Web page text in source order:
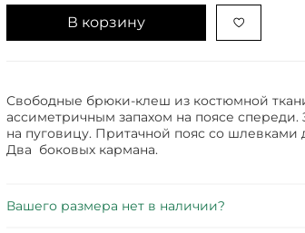
В корзину
Свободные брюки-клеш из костюмной
ассиметричным запахом на поясе спереди.
на пуговицу. Притачной пояс со шлевками
Два боковых кармана.
Вашего размера нет в наличии?